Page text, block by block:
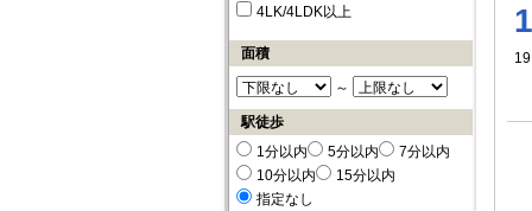
4LK/4LDK以上
面積
～
駅徒歩
1分以内
5分以内
7分以内
10分以内
15分以内
指定なし